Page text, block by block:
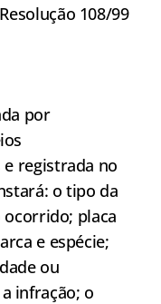
108/99
por
registrada no
o tipo da
placa
e espécie;
ou
infração; o